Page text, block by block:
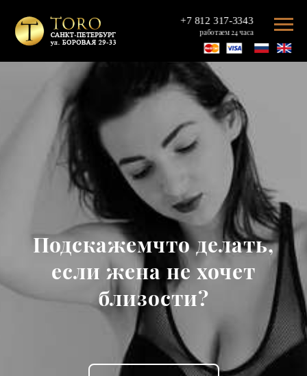
+7 812 317-3343
работаем 24 часа
Подскажемчто делать,
если жена не хочет
близости?